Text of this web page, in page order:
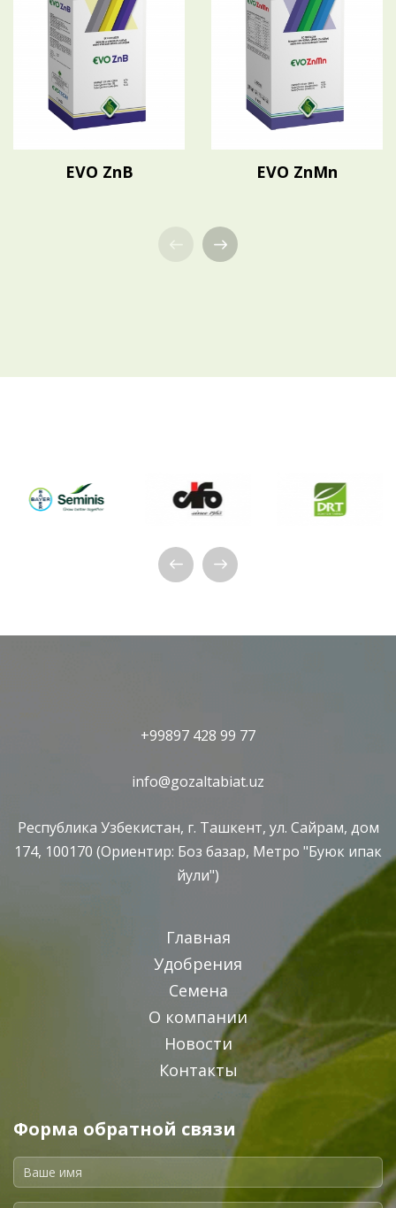
EVO ZnB EVO ZnMn
+99897 428 99 77
info@gozaltabiat.uz
Республика Узбекистан, г. Ташкент, ул. Сайрам, дом
174, 100170 (Ориентир: Боз базар, Метро "Буюк ипак
йули")
Главная
Удобрения
Семена
О компании
Новости
Контакты
Форма обратной связи